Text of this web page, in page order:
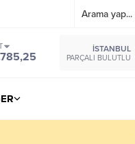
İSTANBUL
PARÇALI BULUTLU